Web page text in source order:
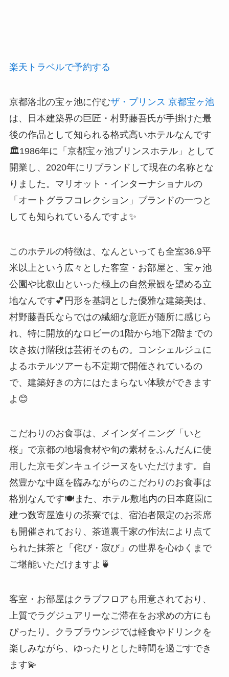
楽天トラベルで予約する
京都洛北の宝ヶ池に佇むザ・プリンス 京都宝ヶ池
は、日本建築界の巨匠・村野藤吾氏が手掛けた最
後の作品として知られる格式高いホテルなんです
🏛️1986年に「京都宝ヶ池プリンスホテル」として
開業し、2020年にリブランドして現在の名称とな
りました。マリオット・インターナショナルの
「オートグラフコレクション」ブランドの一つと
しても知られているんですよ✨
このホテルの特徴は、なんといっても全室36.9平
米以上という広々とした客室・お部屋と、宝ヶ池
公園や比叡山といった極上の自然景観を望める立
地なんです💕円形を基調とした優雅な建築美は、
村野藤吾氏ならではの繊細な意匠が随所に感じら
れ、特に開放的なロビーの1階から地下2階までの
吹き抜け階段は芸術そのもの。コンシェルジュに
よるホテルツアーも不定期で開催されているの
で、建築好きの方にはたまらない体験ができます
よ😊
こだわりのお食事は、メインダイニング「いと
桜」で京都の地場食材や旬の素材をふんだんに使
用した京モダンキュイジーヌをいただけます。自
然豊かな中庭を臨みながらのこだわりのお食事は
格別なんです🍽️また、ホテル敷地内の日本庭園に
建つ数寄屋造りの茶寮では、宿泊者限定のお茶席
も開催されており、茶道裏千家の作法により点て
られた抹茶と「侘び・寂び」の世界を心ゆくまで
ご堪能いただけますよ🍵
客室・お部屋はクラブフロアも用意されており、
上質でラグジュアリーなご滞在をお求めの方にも
ぴったり。クラブラウンジでは軽食やドリンクを
楽しみながら、ゆったりとした時間を過ごすでき
ます💫